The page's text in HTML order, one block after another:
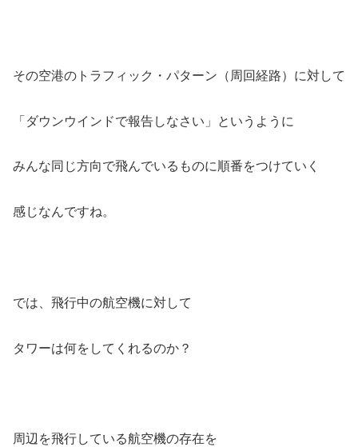
その空港のトラフィック・パターン（周回経路）に対して
「ダウンウインドで報告しなさい」というように
みんな同じ方向で飛んでいるものに順番をつけていく
感じなんですね。
では、飛行中の航空機に対して
タワーは何をしてくれるのか？
周辺を飛行している航空機の存在を